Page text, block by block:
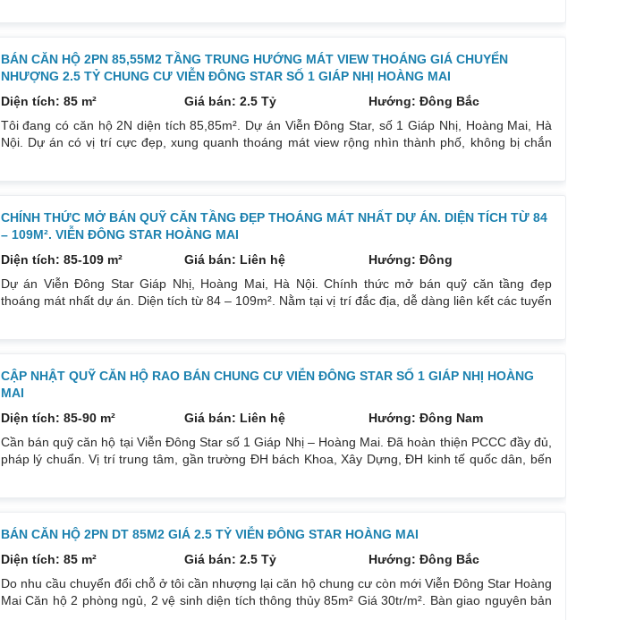
BÁN CĂN HỘ 2PN 85,55M2 TẦNG TRUNG HƯỚNG MÁT VIEW THOÁNG GIÁ CHUYỂN
NHƯỢNG 2.5 TỶ CHUNG CƯ VIỄN ĐÔNG STAR SỐ 1 GIÁP NHỊ HOÀNG MAI
Diện tích: 85 m²
Giá bán: 2.5 Tỷ
Hướng: Đông Bắc
Tôi đang có căn hộ 2N diện tích 85,85m². Dự án Viễn Đông Star, số 1 Giáp Nhị, Hoàng Mai, Hà
Nội. Dự án có vị trí cực đẹp, xung quanh thoáng mát view rộng nhìn thành phố, không bị chắn
CHÍNH THỨC MỞ BÁN QUỸ CĂN TẦNG ĐẸP THOÁNG MÁT NHẤT DỰ ÁN. DIỆN TÍCH TỪ 84
– 109M². VIỄN ĐÔNG STAR HOÀNG MAI
Diện tích: 85-109 m²
Giá bán: Liên hệ
Hướng: Đông
Dự án Viễn Đông Star Giáp Nhị, Hoàng Mai, Hà Nội. Chính thức mở bán quỹ căn tầng đẹp
thoáng mát nhất dự án. Diện tích từ 84 – 109m². Nằm tại vị trí đắc địa, dễ dàng liên kết các tuyến
CẬP NHẬT QUỸ CĂN HỘ RAO BÁN CHUNG CƯ VIỄN ĐÔNG STAR SỐ 1 GIÁP NHỊ HOÀNG
MAI
Diện tích: 85-90 m²
Giá bán: Liên hệ
Hướng: Đông Nam
Cần bán quỹ căn hộ tại Viễn Đông Star số 1 Giáp Nhị – Hoàng Mai. Đã hoàn thiện PCCC đầy đủ,
pháp lý chuẩn. Vị trí trung tâm, gần trường ĐH bách Khoa, Xây Dựng, ĐH kinh tế quốc dân, bến
BÁN CĂN HỘ 2PN DT 85M2 GIÁ 2.5 TỶ VIỄN ĐÔNG STAR HOÀNG MAI
Diện tích: 85 m²
Giá bán: 2.5 Tỷ
Hướng: Đông Bắc
Do nhu cầu chuyển đổi chỗ ở tôi cần nhượng lại căn hộ chung cư còn mới Viễn Đông Star Hoàng
Mai Căn hộ 2 phòng ngủ, 2 vệ sinh diện tích thông thủy 85m² Giá 30tr/m². Bàn giao nguyên bản